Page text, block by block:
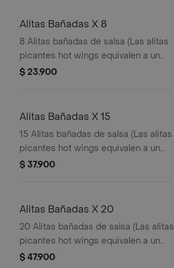
Alitas Bañadas X 8
8 Alitas bañadas de salsa (Las alitas
picantes hot wings equivalen a un
trozo de ala)
$ 23.900
Alitas Bañadas X 15
15 Alitas bañadas de salsa (Las alitas
picantes hot wings equivalen a un
trozo de ala)
$ 37.900
Alitas Bañadas X 20
20 Alitas bañadas de salsa (Las alitas
picantes hot wings equivalen a un
trozo de ala)
$ 47.900